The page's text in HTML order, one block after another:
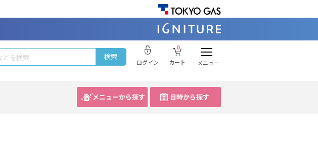
ログイン
0
カート
メニュー
メニューから探す 日時から探す